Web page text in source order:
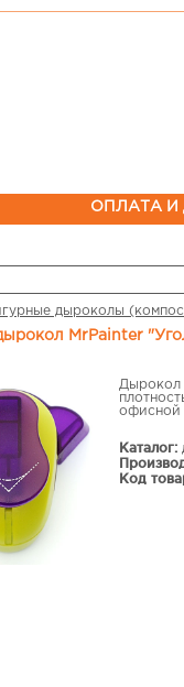
ОПЛАТА И
дыроколы
MrPainter
Дырокол
офисной
Каталог:
Код